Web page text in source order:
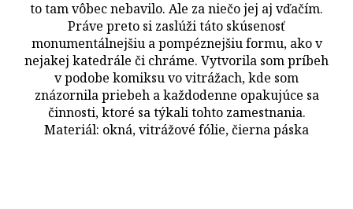
to tam vôbec nebavilo. Ale za niečo jej aj vďačím.
Práve preto si zaslúži táto skúsenosť
monumentálnejšiu a pompéznejšiu formu, ako v
nejakej katedrále či chráme. Vytvorila som príbeh
v podobe komiksu vo vitrážach, kde som
znázornila priebeh a každodenne opakujúce sa
činnosti, ktoré sa týkali tohto zamestnania.
Materiál: okná, vitrážové fólie, čierna páska